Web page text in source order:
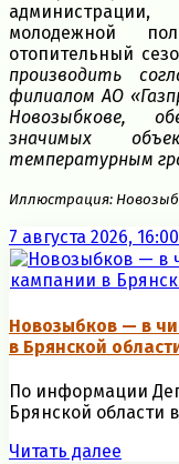
молодежной
отопительный
производить
филиалом АО
Новозыбкове,
значимых
температурным
Иллюстрация:
7 августа 2026, 16:00
Новозыбков — в
в Брянской
По информации
Брянской области
Читать далее